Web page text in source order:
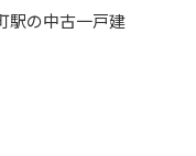
駅の中古一戸建